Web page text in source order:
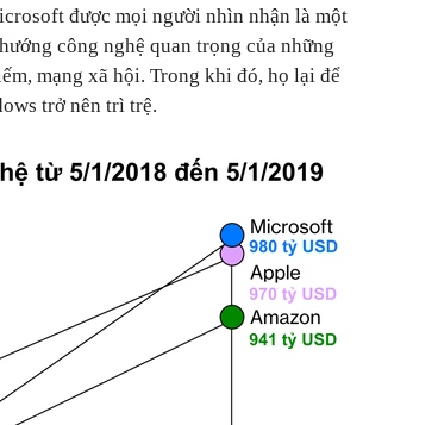
được mọi người nhìn nhận là một
công nghệ quan trọng của những
mạng xã hội. Trong khi đó, họ lại để
trở nên trì trệ.